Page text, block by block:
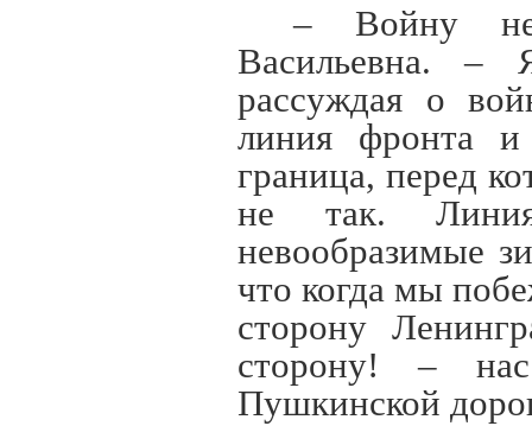
– Войну
Васильевна. –
рассуждая о
линия фронта
граница, перед
не так.
невообразимые
что когда мы
сторону
сторону! –
Пушкинской